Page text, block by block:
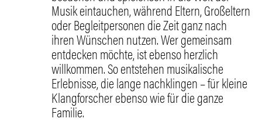
Musik eintauchen, während Eltern, Großeltern
oder Begleitpersonen die Zeit ganz nach
ihren Wünschen nutzen. Wer gemeinsam
entdecken möchte, ist ebenso herzlich
willkommen. So entstehen musikalische
Erlebnisse, die lange nachklingen – für kleine
Klangforscher ebenso wie für die ganze
Familie.